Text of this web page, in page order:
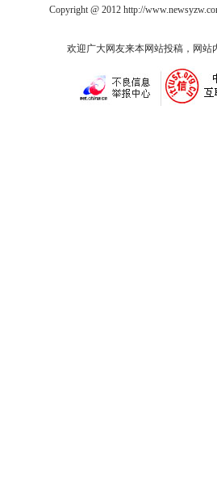
Copyright @ 2012 http://
欢迎广大网友来本网站投稿，网站